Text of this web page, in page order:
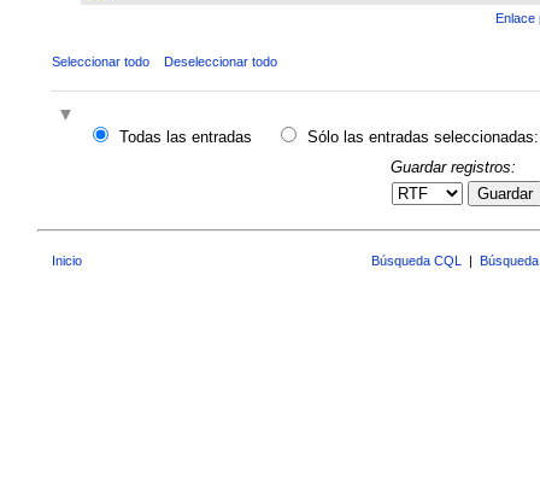
Enlace
Seleccionar todo Deseleccionar todo
Todas las entradas
Sólo las entradas seleccionadas:
Guardar registros:
Guardar
Inicio Búsqueda CQL